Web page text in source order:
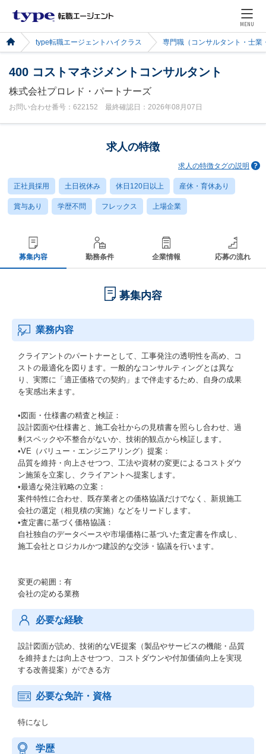
MENU
type転職エージェントハイクラス 専門職（コンサルタント・士業
400 コストマネジメントコンサルタント
株式会社プロレド・パートナーズ
お問い合わせ番号：622152 最終確認日：2026年08月07日
求人の特徴
求人の特徴タグの説明
正社員採用 土日祝休み 休日120日以上 産休・育休あり
賞与あり 学歴不問 フレックス 上場企業
募集内容 勤務条件 企業情報 応募の流れ
募集内容
業務内容
クライアントのパートナーとして、工事発注の透明性を高め、コ
ストの最適化を図ります。一般的なコンサルティングとは異な
り、実際に「適正価格での契約」まで伴走するため、自身の成果
を実感出来ます。
•図面・仕様書の精査と検証：
設計図面や仕様書と、施工会社からの見積書を照らし合わせ、過
剰スペックや不整合がないか、技術的観点から検証します。
•VE（バリュー・エンジニアリング）提案：
品質を維持・向上させつつ、工法や資材の変更によるコストダウ
ン施策を立案し、クライアントへ提案します。
•最適な発注戦略の立案：
案件特性に合わせ、既存業者との価格協議だけでなく、新規施工
会社の選定（相見積の実施）などをリードします。
•査定書に基づく価格協議：
自社独自のデータベースや市場価格に基づいた査定書を作成し、
施工会社とロジカルかつ建設的な交渉・協議を行います。
変更の範囲：有
会社の定める業務
必要な経験
設計図面が読め、技術的なVE提案（製品やサービスの機能・品質
を維持または向上させつつ、コストダウンや付加価値向上を実現
する改善提案）ができる方
必要な免許・資格
特になし
学歴